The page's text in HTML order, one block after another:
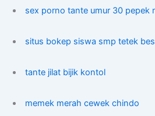
sex porno tante umur 30 pepek
situs bokep siswa smp tetek
tante jilat bijik kontol
memek merah cewek chindo